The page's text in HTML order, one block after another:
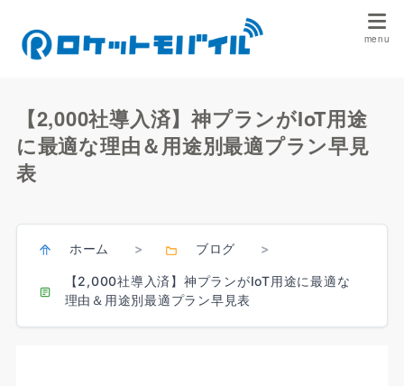
【2,000社導入済】神プランがIoT用途
に最適な理由＆用途別最適プラン早見
表
ホーム > ブログ >
【2,000社導入済】神プランがIoT用途に最適な
理由＆用途別最適プラン早見表